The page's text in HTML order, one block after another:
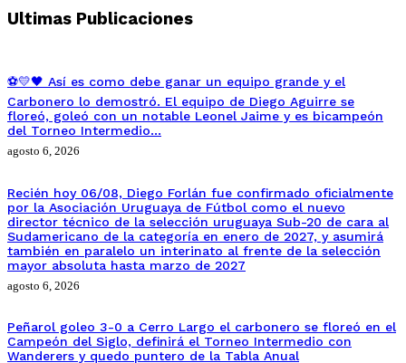
Ultimas Publicaciones
⚽💛🖤 Así es como debe ganar un equipo grande y el
Carbonero lo demostró. El equipo de Diego Aguirre se
floreó, goleó con un notable Leonel Jaime y es bicampeón
del Torneo Intermedio…
agosto 6, 2026
Recién hoy 06/08, Diego Forlán fue confirmado oficialmente
por la Asociación Uruguaya de Fútbol como el nuevo
director técnico de la selección uruguaya Sub-20 de cara al
Sudamericano de la categoría en enero de 2027, y asumirá
también en paralelo un interinato al frente de la selección
mayor absoluta hasta marzo de 2027
agosto 6, 2026
Peñarol goleo 3-0 a Cerro Largo el carbonero se floreó en el
Campeón del Siglo, definirá el Torneo Intermedio con
Wanderers y quedo puntero de la Tabla Anual